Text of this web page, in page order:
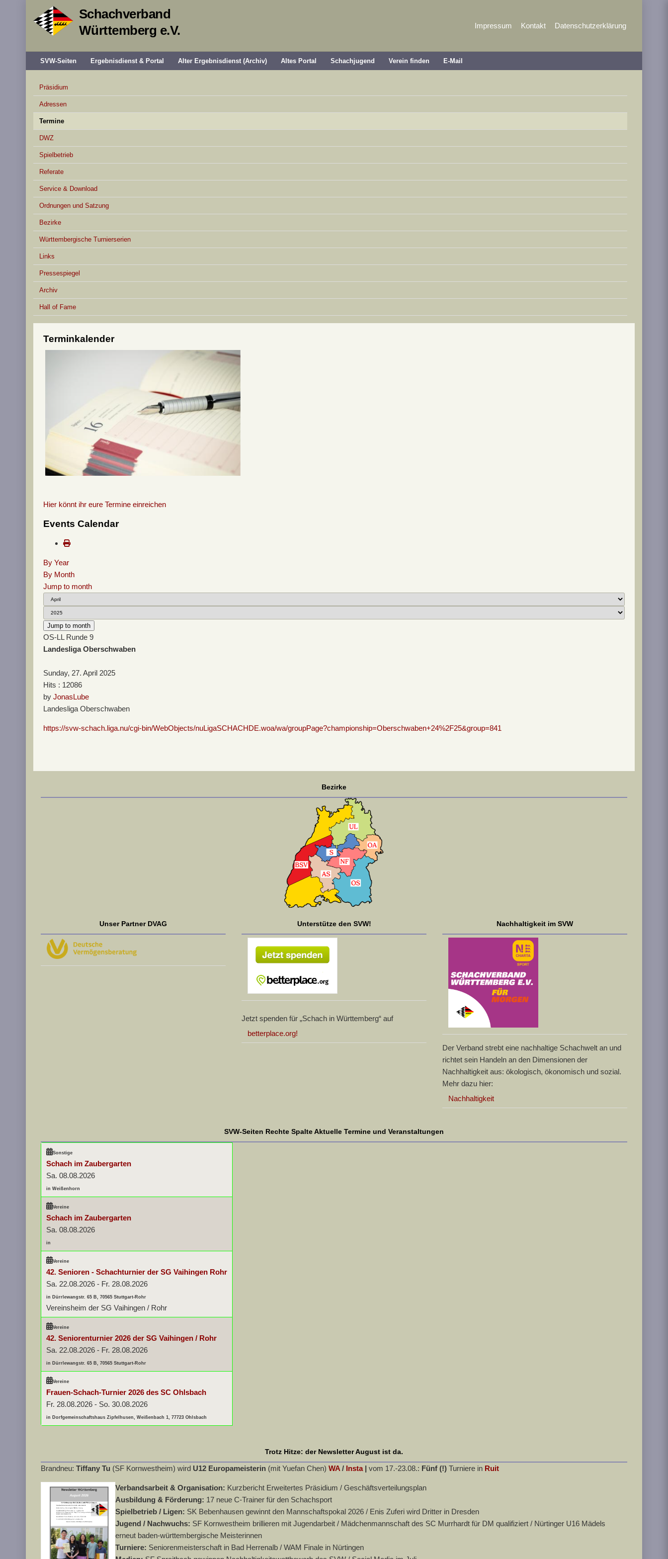
Schachverband
Württemberg e.V.
Impressum Kontakt Datenschutzerklärung
SVW-Seiten Ergebnisdienst & Portal Alter Ergebnisdienst (Archiv) Altes Portal Schachjugend Verein finden E-Mail
Präsidium
Adressen
Termine
DWZ
Spielbetrieb
Referate
Service & Download
Ordnungen und Satzung
Bezirke
Württembergische Turnierserien
Links
Pressespiegel
Archiv
Hall of Fame
Terminkalender
Hier könnt ihr eure Termine einreichen
Events Calendar
By Year
By Month
Jump to month
Jump to month
OS-LL Runde 9
Landesliga Oberschwaben
Sunday, 27. April 2025
Hits : 12086
by JonasLube
Landesliga Oberschwaben
https://svw-schach.liga.nu/cgi-bin/WebObjects/nuLigaSCHACHDE.woa/wa/groupPage?championship=Oberschwaben+24%2F25&group=841
Bezirke
Unser Partner DVAG Unterstütze den SVW!
Jetzt spenden für „Schach in Württemberg“ auf
betterplace.org!
Nachhaltigkeit im SVW
Der Verband strebt eine nachhaltige Schachwelt an und
richtet sein Handeln an den Dimensionen der
Nachhaltigkeit aus: ökologisch, ökonomisch und sozial.
Mehr dazu hier:
Nachhaltigkeit
SVW-Seiten Rechte Spalte Aktuelle Termine und Veranstaltungen
Sonstige
Schach im Zaubergarten
Sa. 08.08.2026
in Weißenhorn
Vereine
Schach im Zaubergarten
Sa. 08.08.2026
in
Vereine
42. Senioren - Schachturnier der SG Vaihingen Rohr
Sa. 22.08.2026 - Fr. 28.08.2026
in Dürrlewangstr. 65 B, 70565 Stuttgart-Rohr
Vereinsheim der SG Vaihingen / Rohr
Vereine
42. Seniorenturnier 2026 der SG Vaihingen / Rohr
Sa. 22.08.2026 - Fr. 28.08.2026
in Dürrlewangstr. 65 B, 70565 Stuttgart-Rohr
Vereine
Frauen-Schach-Turnier 2026 des SC Ohlsbach
Fr. 28.08.2026 - So. 30.08.2026
in Dorfgemeinschaftshaus Zipfelhusen, Weißenbach 1, 77723 Ohlsbach
Trotz Hitze: der Newsletter August ist da.
Brandneu: Tiffany Tu (SF Kornwestheim) wird U12 Europameisterin (mit Yuefan Chen) WA / Insta| vom 17.-23.08.: Fünf (!) Turniere in Ruit
Verbandsarbeit & Organisation: Kurzbericht Erweitertes Präsidium / Geschäftsverteilungsplan
Ausbildung & Förderung: 17 neue C-Trainer für den Schachsport
Spielbetrieb / Ligen: SK Bebenhausen gewinnt den Mannschaftspokal 2026 / Enis Zuferi wird Dritter in Dresden
Jugend / Nachwuchs: SF Kornwestheim brillieren mit Jugendarbeit / Mädchenmannschaft des SC Murrhardt für DM qualifiziert / Nürtinger U16 Mädels
erneut baden-württembergische Meisterinnen
Turniere: Seniorenmeisterschaft in Bad Herrenalb / WAM Finale in Nürtingen